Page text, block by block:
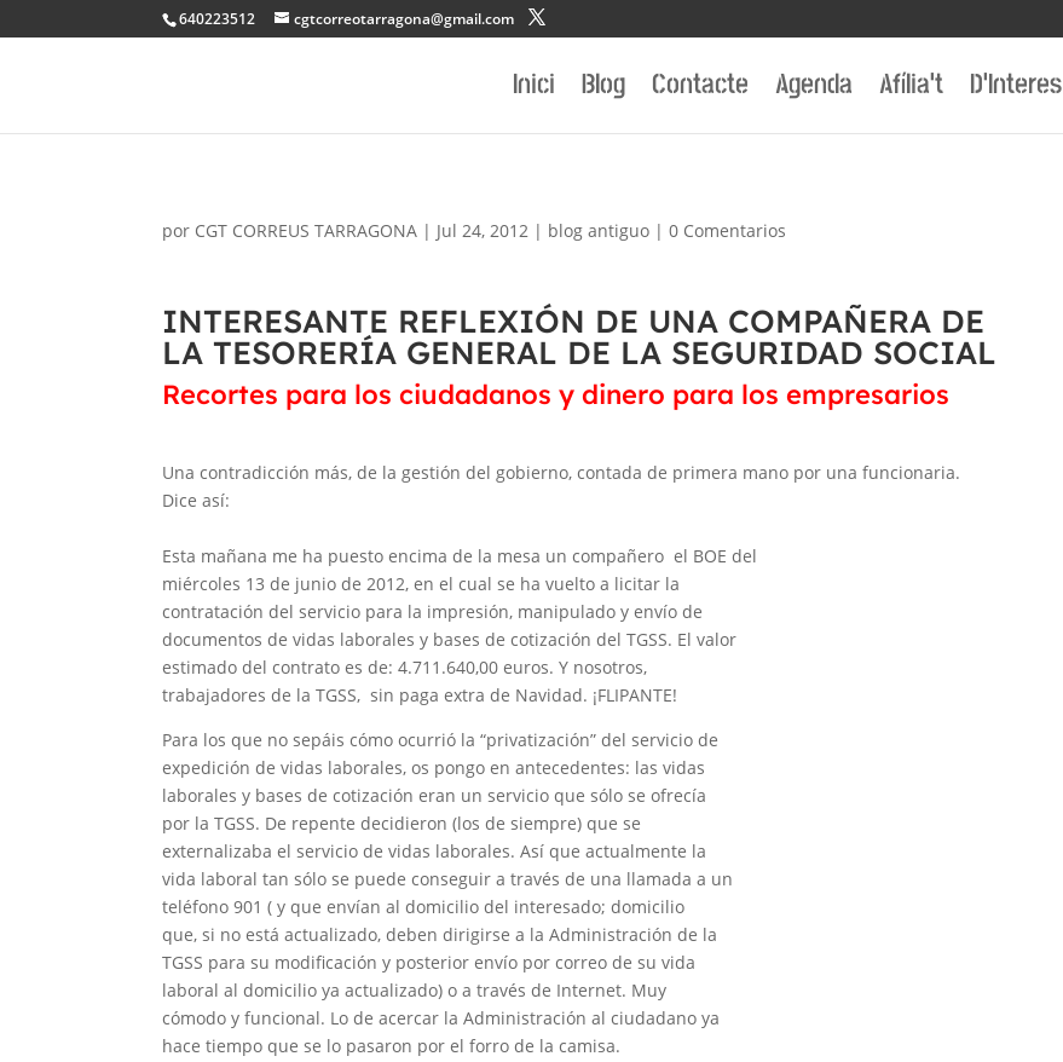
640223512 cgtcorreotarragona@gmail.com
Inici Blog Contacte Agenda Afília’t D’Interes
por CGT CORREUS TARRAGONA | Jul 24, 2012 | blog antiguo |0 Comentarios
INTERESANTE REFLEXIÓN DE UNA COMPAÑERA DE
LA TESORERÍA GENERAL DE LA SEGURIDAD SOCIAL
Recortes para los ciudadanos y dinero para los empresarios
Una contradicción más, de la gestión del gobierno, contada de primera mano por una funcionaria.
Dice así:
Esta mañana me ha puesto encima de la mesa un compañero el BOE del
miércoles 13 de junio de 2012, en el cual se ha vuelto a licitar la
contratación del servicio para la impresión, manipulado y envío de
documentos de vidas laborales y bases de cotización del TGSS. El valor
estimado del contrato es de: 4.711.640,00 euros. Y nosotros,
trabajadores de la TGSS, sin paga extra de Navidad. ¡FLIPANTE!
Para los que no sepáis cómo ocurrió la “privatización” del servicio de
expedición de vidas laborales, os pongo en antecedentes: las vidas
laborales y bases de cotización eran un servicio que sólo se ofrecía
por la TGSS. De repente decidieron (los de siempre) que se
externalizaba el servicio de vidas laborales. Así que actualmente la
vida laboral tan sólo se puede conseguir a través de una llamada a un
teléfono 901 ( y que envían al domicilio del interesado; domicilio
que, si no está actualizado, deben dirigirse a la Administración de la
TGSS para su modificación y posterior envío por correo de su vida
laboral al domicilio ya actualizado) o a través de Internet. Muy
cómodo y funcional. Lo de acercar la Administración al ciudadano ya
hace tiempo que se lo pasaron por el forro de la camisa.